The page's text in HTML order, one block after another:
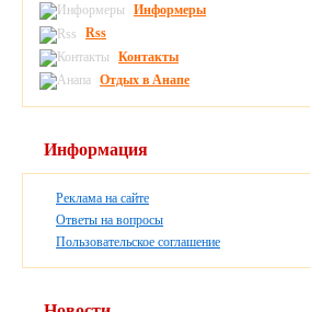
Информеры
Rss
Контакты
Отдых в Анапе
Информация
Реклама на сайте
Ответы на вопросы
Пользовательское соглашение